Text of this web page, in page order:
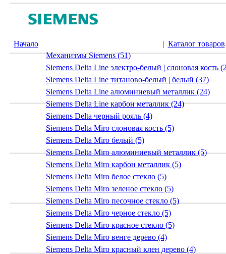
Начало | Каталог товаров
Механизмы Siemens (51)
Siemens Delta Line электро-белый | слоновая кость
Siemens Delta Line титаново-белый | белый (37)
Siemens Delta Line алюминиевый металлик (24)
Siemens Delta Line карбон металлик (24)
Siemens Delta черный рояль (4)
Siemens Delta Miro слоновая кость (5)
Siemens Delta Miro белый (5)
Siemens Delta Miro алюминиевый металлик (5)
Siemens Delta Miro карбон металлик (5)
Siemens Delta Miro белое стекло (5)
Siemens Delta Miro зеленое стекло (5)
Siemens Delta Miro песочное стекло (5)
Siemens Delta Miro черное стекло (5)
Siemens Delta Miro красное стекло (5)
Siemens Delta Miro венге дерево (4)
Siemens Delta Miro красный клен дерево (4)